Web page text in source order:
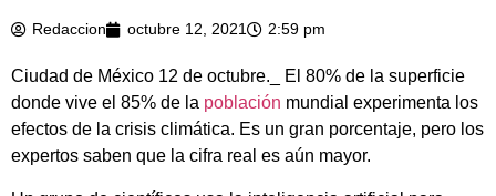
Redaccion octubre 12, 2021 2:59 pm
Ciudad de México 12 de octubre._ El 80% de la superficie
donde vive el 85% de la población mundial experimenta los
efectos de la crisis climática. Es un gran porcentaje, pero los
expertos saben que la cifra real es aún mayor.